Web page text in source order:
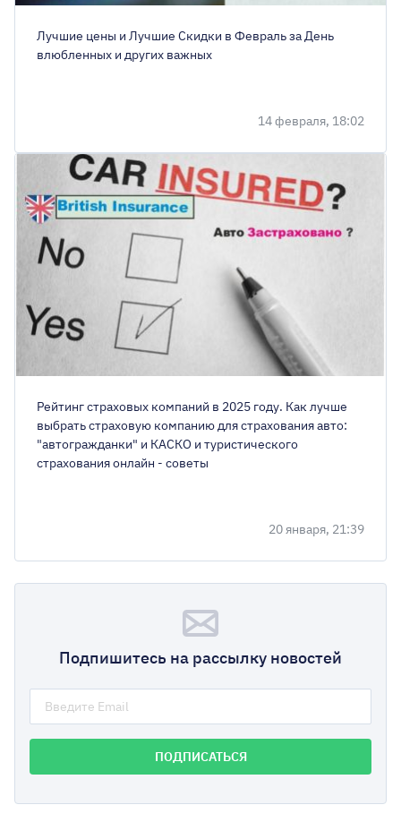
Лучшие цены и Лучшие Скидки в Февраль за День
влюбленных и других важных
14 февраля, 18:02
Рейтинг страховых компаний в 2025 году. Как лучше
выбрать страховую компанию для страхования авто:
"автогражданки" и КАСКО и туристического
страхования онлайн - советы
20 января, 21:39
Подпишитесь на рассылку новостей